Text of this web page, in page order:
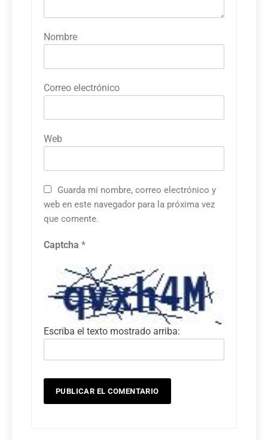
Nombre
Correo electrónico
Web
Guarda mi nombre, correo electrónico y
web en este navegador para la próxima vez
que comente.
Captcha *
Escriba el texto mostrado arriba: